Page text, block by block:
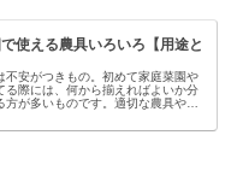
使える農具いろいろ【用途と
不安がつきもの。初めて家庭菜園や
る際には、何から揃えればよいか分
が多いものです。適切な農具や資
、初心者には...